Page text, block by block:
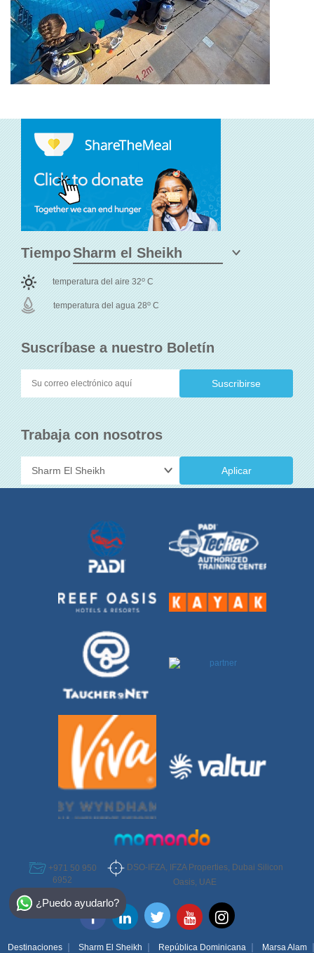
Suscríbase a nuestro Boletín
Trabaja con nosotros
Aplicar
Tiempo
temperatura del aire 32o C
temperatura del agua 28o C
+971 50 950
6952
DSO-IFZA, IFZA Properties, Dubai Silicon
Oasis, UAE
Destinaciones Sharm El Sheikh República Dominicana Marsa Alam
¿Puedo ayudarlo?
Select Destination
Egypt
Bahamas